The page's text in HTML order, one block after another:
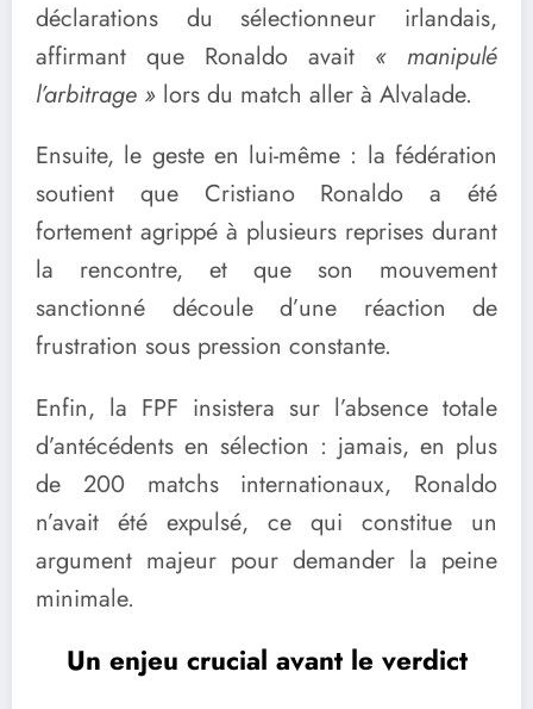
déclarations du sélectionneur irlandais,
affirmant que Ronaldo avait « manipulé
l’arbitrage » lors du match aller à Alvalade.
Ensuite, le geste en lui-même : la fédération
soutient que Cristiano Ronaldo a été
fortement agrippé à plusieurs reprises durant
la rencontre, et que son mouvement
sanctionné découle d’une réaction de
frustration sous pression constante.
Enfin, la FPF insistera sur l’absence totale
d’antécédents en sélection : jamais, en plus
de 200 matchs internationaux, Ronaldo
n’avait été expulsé, ce qui constitue un
argument majeur pour demander la peine
minimale.
Un enjeu crucial avant le verdict